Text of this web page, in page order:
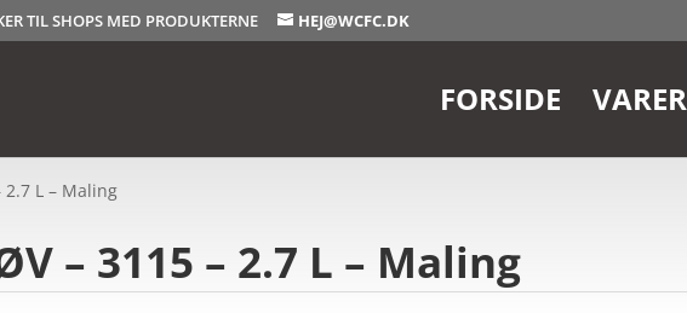
TIL SHOPS MED PRODUKTERNE HEJ@WCFC.DK
FORSIDE VARER
2.7 L – Maling
– 3115 – 2.7 L – Maling